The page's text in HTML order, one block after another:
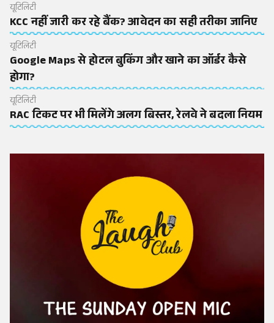
यूटिलिटी
KCC नहीं जारी कर रहे बैंक? आवेदन का सही तरीका जानिए
यूटिलिटी
Google Maps से होटल बुकिंग और खाने का ऑर्डर कैसे
होगा?
यूटिलिटी
RAC टिकट पर भी मिलेंगे अलग बिस्तर, रेलवे ने बदला नियम